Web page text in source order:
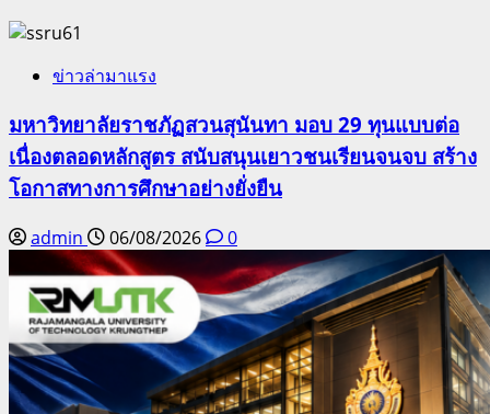
ข่าวล่ามาแรง
มหาวิทยาลัยราชภัฏสวนสุนันทา มอบ 29 ทุนแบบต่อ
เนื่องตลอดหลักสูตร สนับสนุนเยาวชนเรียนจนจบ สร้าง
โอกาสทางการศึกษาอย่างยั่งยืน
admin 06/08/2026 0